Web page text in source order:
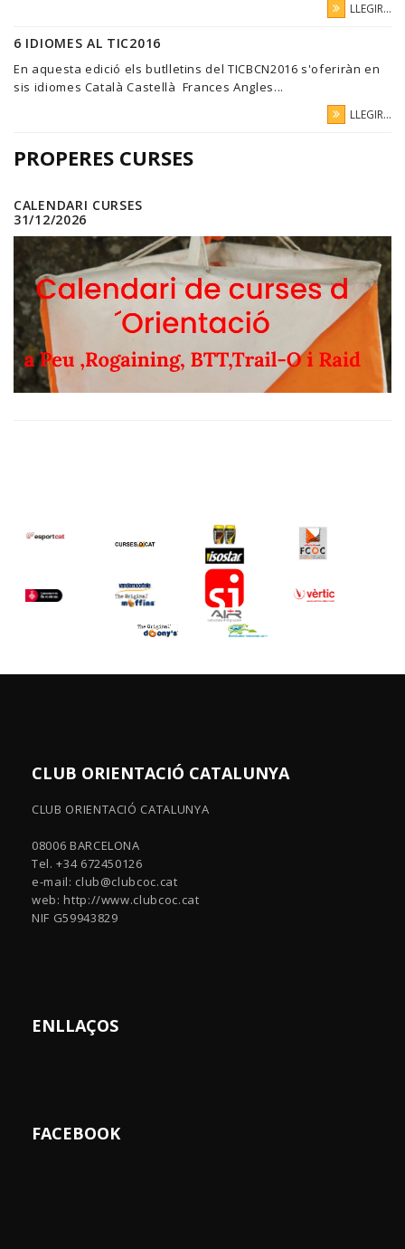
LLEGIR...
6 IDIOMES AL TIC2016
En aquesta edició els butlletins del TICBCN2016 s'oferiràn en
sis idiomes Català Castellà Frances Angles...
LLEGIR...
PROPERES CURSES
CALENDARI CURSES
31/12/2026
CLUB ORIENTACIÓ CATALUNYA
CLUB ORIENTACIÓ CATALUNYA
08006 BARCELONA
Tel. +34 672450126
e-mail: club@clubcoc.cat
web: http://www.clubcoc.cat
NIF G59943829
ENLLAÇOS
FACEBOOK